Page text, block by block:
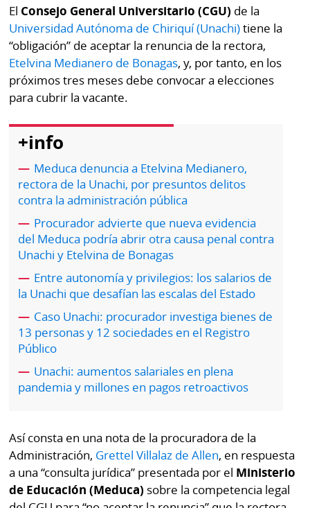
Buscador
Comunicados
Catálogos
Lotería
Kiosko
digital
Luctuosas
RSS
Temas
Autores
al
lector
Buenas
prácticas
OTROS
SITIOS
Metro
por
Metro
Tienda
Panamá
Tiquetes
Cero
KM
Mi
Diario
Club
La
Busca
Fácil
⌾
Hoy
por
⌾
El Consejo General Universitario (CGU) de la
Universidad Autónoma de Chiriquí (Unachi)tiene la
“obligación” de aceptar la renuncia de la rectora,
Etelvina Medianero de Bonagas, y, por tanto, en los
próximos tres meses debe convocar a elecciones
para cubrir la vacante.
+info
Meduca denuncia a Etelvina Medianero,
rectora de la Unachi, por presuntos delitos
contra la administración pública
Procurador advierte que nueva evidencia
del Meduca podría abrir otra causa penal contra
Unachi y Etelvina de Bonagas
Entre autonomía y privilegios: los salarios de
la Unachi que desafían las escalas del Estado
Caso Unachi: procurador investiga bienes de
13 personas y 12 sociedades en el Registro
Público
Unachi: aumentos salariales en plena
pandemia y millones en pagos retroactivos
Así consta en una nota de la procuradora de la
Administración, Grettel Villalaz de Allen, en respuesta
a una “consulta jurídica” presentada por el Ministerio
de Educación (Meduca) sobre la competencia legal